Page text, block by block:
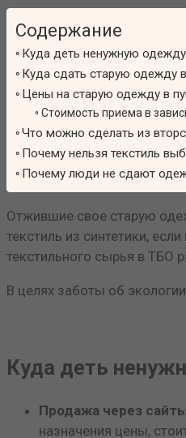
Содержание
Куда деть ненужную
Куда сдать старую одежду
Цены на старую одежду в
Стоимость приема в
Что можно сделать из
Почему нельзя текстиль
Почему люди не сдают
Отжившие свое старую
текстиль из синтетики,
текстильного сырья в ТБО
В целях заботы об
Куда деть
Продажа через
назначения цены,